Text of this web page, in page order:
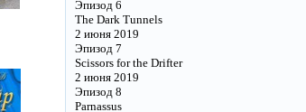
Эпизод 6
The Dark Tunnels
2 июня 2019
Эпизод 7
Scissors for the Drifter
2 июня 2019
Эпизод 8
Parnassus